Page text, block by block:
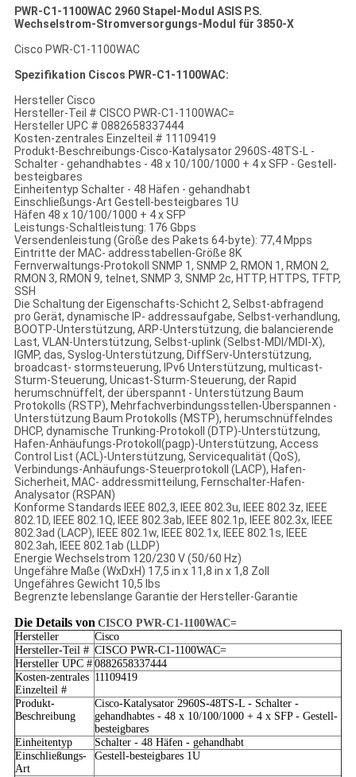
PWR-C1-1100WAC 2960 Stapel-Modul ASIS P.S.
Wechselstrom-Stromversorgungs-Modul für 3850-X
Cisco PWR-C1-1100WAC
Spezifikation Ciscos PWR-C1-1100WAC:
Hersteller Cisco
Hersteller-Teil # CISCO PWR-C1-1100WAC=
Hersteller UPC # 0882658337444
Kosten-zentrales Einzelteil # 11109419
Produkt-Beschreibungs-Cisco-Katalysator 2960S-48TS-L -
Schalter - gehandhabtes - 48 x 10/100/1000 + 4 x SFP - Gestell-
besteigbares
Einheitentyp Schalter - 48 Häfen - gehandhabt
Einschließungs-Art Gestell-besteigbares 1U
Häfen 48 x 10/100/1000 + 4 x SFP
Leistungs-Schaltleistung: 176 Gbps
Versendenleistung (Größe des Pakets 64-byte): 77,4 Mpps
Eintritte der MAC- addresstabellen-Größe 8K
Fernverwaltungs-Protokoll SNMP 1, SNMP 2, RMON 1, RMON 2,
RMON 3, RMON 9, telnet, SNMP 3, SNMP 2c, HTTP, HTTPS, TFTP,
SSH
Die Schaltung der Eigenschafts-Schicht 2, Selbst-abfragend
pro Gerät, dynamische IP- addressaufgabe, Selbst-verhandlung,
BOOTP-Unterstützung, ARP-Unterstützung, die balancierende
Last, VLAN-Unterstützung, Selbst-uplink (Selbst-MDI/MDI-X),
IGMP, das, Syslog-Unterstützung, DiffServ-Unterstützung,
broadcast- stormsteuerung, IPv6 Unterstützung, multicast-
Sturm-Steuerung, Unicast-Sturm-Steuerung, der Rapid
herumschnüffelt, der überspannt - Unterstützung Baum
Protokolls (RSTP), Mehrfachverbindungsstellen-Überspannen -
Unterstützung Baum Protokolls (MSTP), herumschnüffelndes
DHCP, dynamische Trunking-Protokoll (DTP)-Unterstützung,
Hafen-Anhäufungs-Protokoll(pagp)-Unterstützung, Access
Control List (ACL)-Unterstützung, Servicequalität (QoS),
Verbindungs-Anhäufungs-Steuerprotokoll (LACP), Hafen-
Sicherheit, MAC- addressmitteilung, Fernschalter-Hafen-
Analysator (RSPAN)
Konforme Standards IEEE 802,3, IEEE 802.3u, IEEE 802.3z, IEEE
802.1D, IEEE 802.1Q, IEEE 802.3ab, IEEE 802.1p, IEEE 802.3x, IEEE
802.3ad (LACP), IEEE 802.1w, IEEE 802.1x, IEEE 802.1s, IEEE
802.3ah, IEEE 802.1ab (LLDP)
Energie Wechselstrom 120/230 V (50/60 Hz)
Ungefähre Maße (WxDxH) 17,5 in x 11,8 in x 1,8 Zoll
Ungefähres Gewicht 10,5 lbs
Begrenzte lebenslange Garantie der Hersteller-Garantie
Die Details von CISCO PWR-C1-1100WAC=
Hersteller
Cisco
Hersteller-Teil # CISCO PWR-C1-1100WAC=
Hersteller UPC # 0882658337444
Kosten-zentrales
Einzelteil #
11109419
Produkt-
Beschreibung
Cisco-Katalysator 2960S-48TS-L - Schalter -
gehandhabtes - 48 x 10/100/1000 + 4 x SFP - Gestell-
besteigbares
Einheitentyp
Schalter - 48 Häfen - gehandhabt
Einschließungs-
Art
Gestell-besteigbares 1U